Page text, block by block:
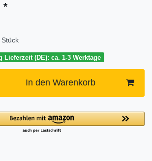
*
Lieferzeit (DE): ca. 1-3 Werktage
In den Warenkorb